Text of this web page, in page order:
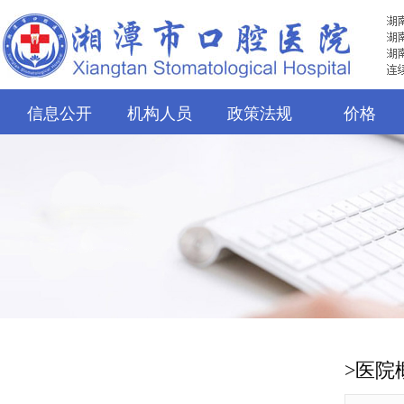
信息公开 机构人员 政策法规 价格
>医院